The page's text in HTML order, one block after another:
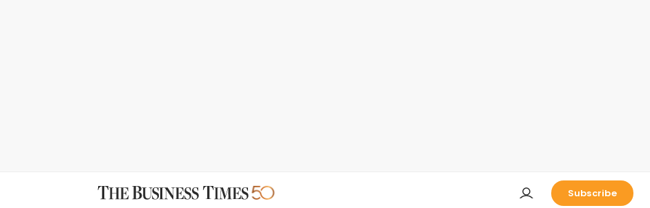
Subscribe